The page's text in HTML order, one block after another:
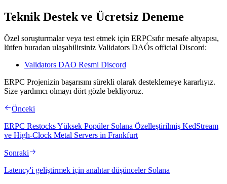
Teknik Destek ve Ücretsiz Deneme
Özel soruşturmalar veya test etmek için ERPCsıfır mesafe altyapısı,
lütfen buradan ulaşabilirsiniz Validators DAÓs official Discord:
Validators DAO Resmi Discord
ERPC Projenizin başarısını sürekli olarak desteklemeye kararlıyız.
Size yardımcı olmayı dört gözle bekliyoruz.
Önceki
ERPC Restocks Yüksek Popüler Solana Özelleştirilmiş KedStream
ve High-Clock Metal Servers in Frankfurt
Sonraki
Latency'i geliştirmek için anahtar düşünceler Solana